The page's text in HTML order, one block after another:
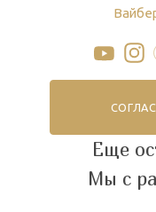
Еще
Мы с